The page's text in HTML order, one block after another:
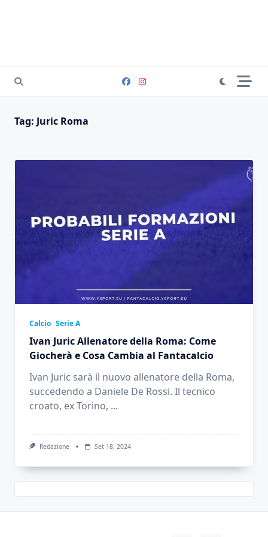
Tag: Juric Roma
Calcio Serie A
Ivan Juric Allenatore della Roma: Come
Giocherà e Cosa Cambia al Fantacalcio
Ivan Juric sarà il nuovo allenatore della Roma,
succedendo a Daniele De Rossi. Il tecnico
croato, ex Torino, ...
Redazione Set 18, 2024